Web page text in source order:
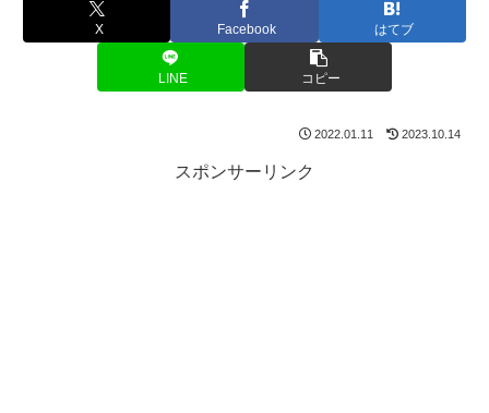
X Facebook はてブ
LINE コピー
2022.01.11 2023.10.14
スポンサーリンク